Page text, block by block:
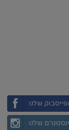
שלנו
שלנו